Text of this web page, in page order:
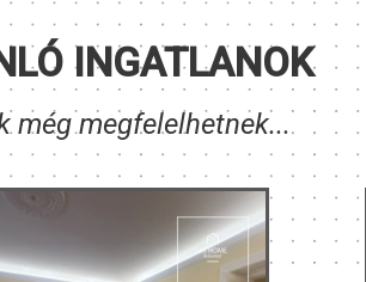
INGATLANOK
még megfelelhetnek...